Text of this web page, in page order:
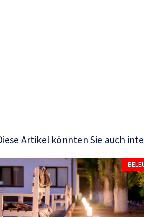
Artikel könnten Sie auch